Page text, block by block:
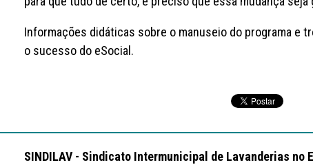
Informações didáticas sobre o manuseio do programa e
o sucesso do eSocial.
SINDILAV - Sindicato Intermunicipal de Lavanderias no